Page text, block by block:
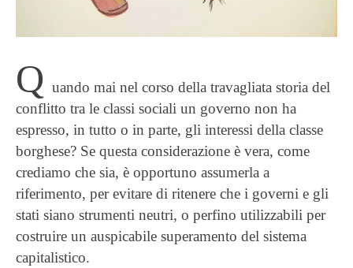
Q uando mai nel corso della travagliata storia del
conflitto tra le classi sociali un governo non ha
espresso, in tutto o in parte, gli interessi della classe
borghese? Se questa considerazione è vera, come
crediamo che sia, è opportuno assumerla a
riferimento, per evitare di ritenere che i governi e gli
stati siano strumenti neutri, o perfino utilizzabili per
costruire un auspicabile superamento del sistema
capitalistico.